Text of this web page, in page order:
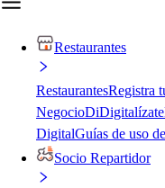
Restaurantes
RestaurantesRegistra
NegocioDiDigitalízate
DigitalGuías de uso
Socio Repartidor